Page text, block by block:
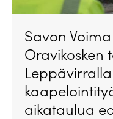
Savon
Oravikosken
aikataulua